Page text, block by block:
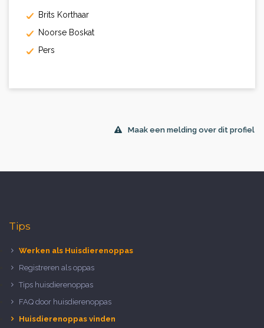
Brits Korthaar
Noorse Boskat
Pers
Maak een melding over dit profiel
Tips
Werken als Huisdierenoppas
Registreren als oppas
Tips huisdierenoppas
FAQ door huisdierenoppas
Huisdierenoppas vinden